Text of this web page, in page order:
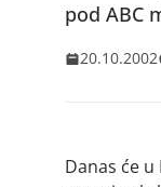
pod ABC
20.10.2002
Danas će